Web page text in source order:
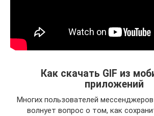
Как скачать GIF из
приложений
Многих пользователей
волнует вопрос о том, как